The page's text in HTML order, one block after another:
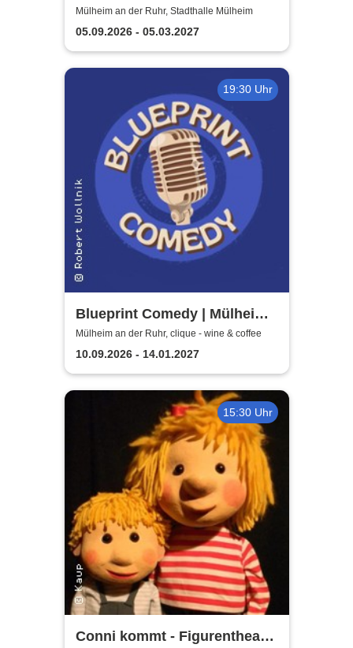
Tony Davis and Orchestra
Mülheim an der Ruhr, Stadthalle Mülheim
05.09.2026 - 05.03.2027
19:30 Uhr
Blueprint Comedy | Mülheim
an der Ruhr
Mülheim an der Ruhr, clique - wine & coffee
10.09.2026 - 14.01.2027
15:30 Uhr
Conni kommt - Figurentheater